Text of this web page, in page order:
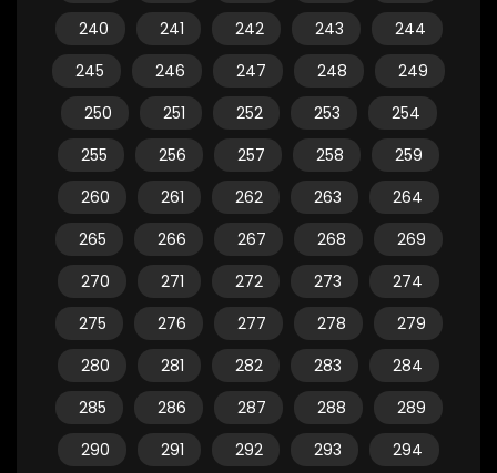
240
241 242 243
244
245
246 247 248
249
250
251 252 253
254
255
256 257 258
259
260
261 262 263
264
265
266 267 268
269
270
271 272 273
274
275
276 277 278
279
280
281 282 283
284
285
286 287 288
289
290
291 292 293
294